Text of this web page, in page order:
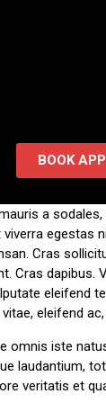
BOOK
a
egestas
Cras
Cras dapibus.
eleifend
eleifend ac,
omnis iste
laudantium,
veritatis et